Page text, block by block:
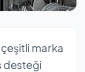
marka
desteği